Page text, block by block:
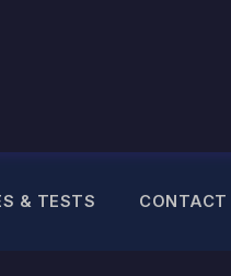
& TESTS CONTACT